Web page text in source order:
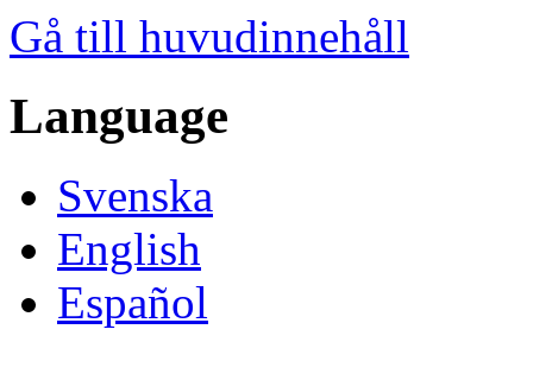
Gå till huvudinnehåll
Language
Svenska
English
Español